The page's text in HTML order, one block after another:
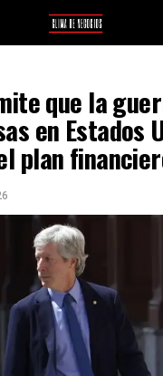
que la
en Estados
plan